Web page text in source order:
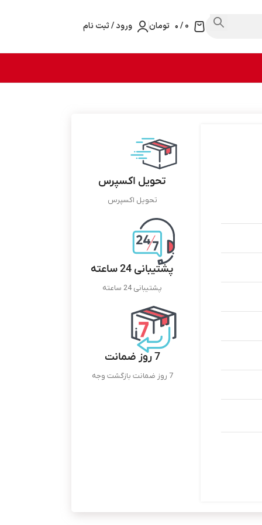
0
/۰ تومان ورود / ثبت نام
تحویل اکسپرس
تحویل اکسپرس
پشتیبانی 24 ساعته
پشتیبانی 24 ساعته
7 روز ضمانت
7 روز ضمانت بازگشت وجه